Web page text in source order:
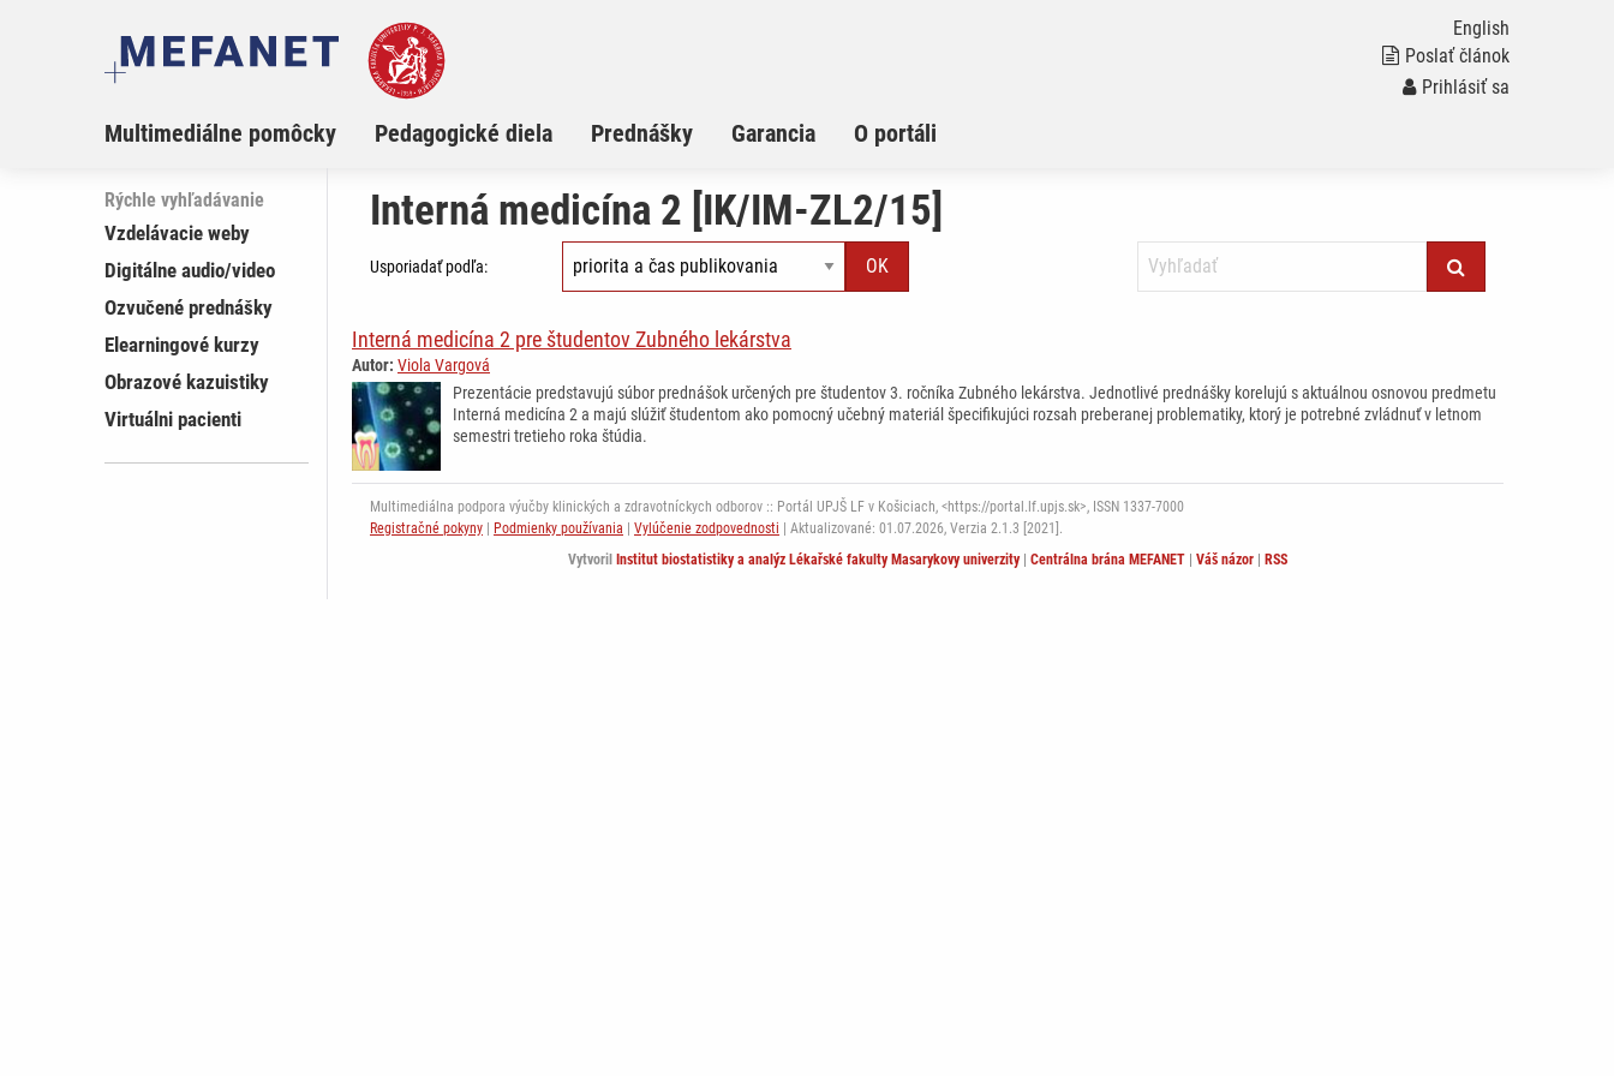
English
Poslať článok
Prihlásiť sa
Multimediálne pomôcky Pedagogické diela Prednášky Garancia O portáli
Rýchle vyhľadávanie
Vzdelávacie weby
Digitálne audio/video
Ozvučené prednášky
Elearningové kurzy
Obrazové kazuistiky
Virtuálni pacienti
Interná medicína 2 [IK/IM-ZL2/15]
Usporiadať podľa:
Interná medicína 2 pre študentov Zubného lekárstva
Autor: Viola Vargová
Prezentácie predstavujú súbor prednášok určených pre študentov 3. ročníka Zubného lekárstva. Jednotlivé prednášky korelujú s aktuálnou osnovou predmetu
Interná medicína 2 a majú slúžiť študentom ako pomocný učebný materiál špecifikujúci rozsah preberanej problematiky, ktorý je potrebné zvládnuť v letnom
semestri tretieho roka štúdia.
Multimediálna podpora výučby klinických a zdravotníckych odborov :: Portál UPJŠ LF v Košiciach, <https://portal.lf.upjs.sk>, ISSN 1337-7000
Registračné pokyny
Podmienky používania Vylúčenie zodpovednosti | Aktualizované: 01.07.2026, Verzia 2.1.3 [2021].
Vytvoril
Institut biostatistiky a analýz Lékařské fakulty Masarykovy univerzity| Centrálna brána MEFANET| Váš názor| RSS